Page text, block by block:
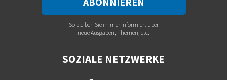
So bleiben Sie immer informiert über
neue Ausgaben, Themen, etc.
SOZIALE NETZWERKE